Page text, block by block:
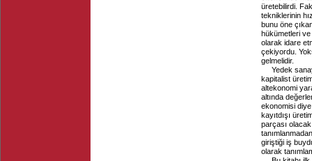
üretebilirdi.
tekniklerinin
bunu öne
hükümetleri ve
olarak idare
çekiyordu.
gelmelidir.
Yedek
kapitalist
altekonomi
altında
ekonomisi diye
kayıtdışı
parçası
giriştiği iş
olarak